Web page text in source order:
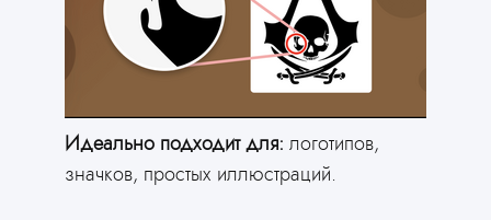
Идеально подходит для: логотипов,
значков, простых иллюстраций.